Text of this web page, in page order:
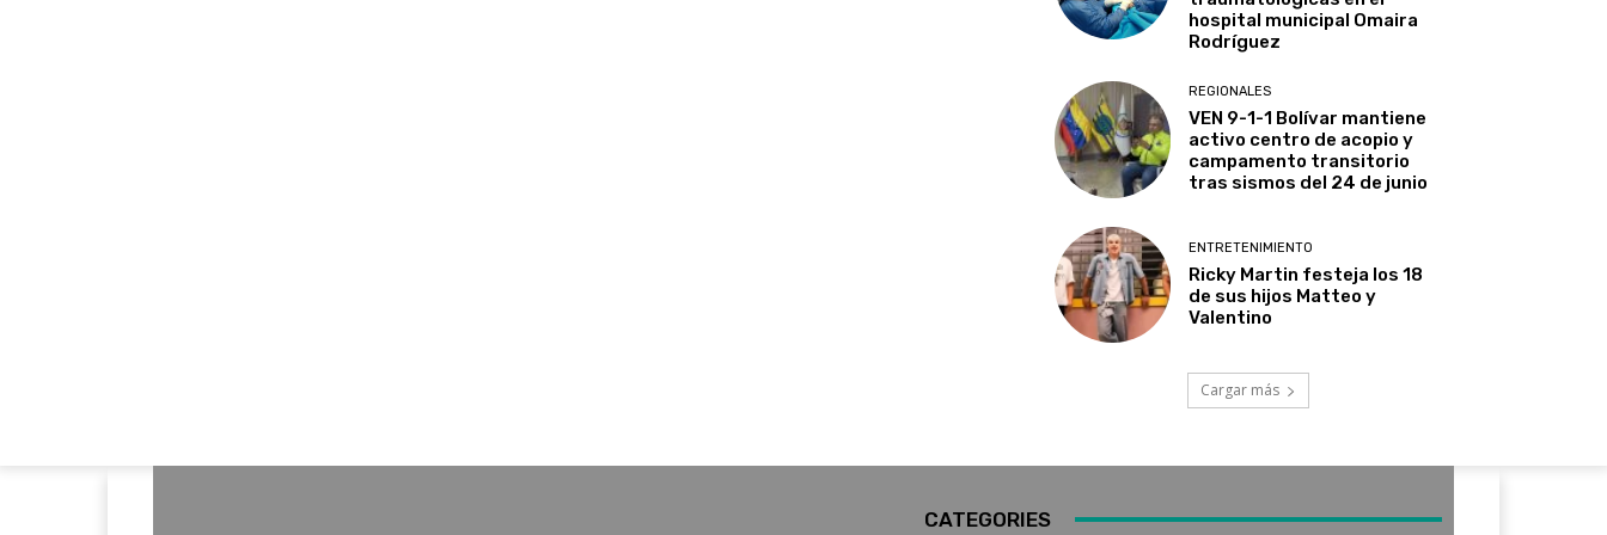
hospital municipal Omaira
Rodríguez
REGIONALES
VEN 9-1-1 Bolívar mantiene
activo centro de acopio y
campamento transitorio
tras sismos del 24 de junio
ENTRETENIMIENTO
Ricky Martin festeja los 18
de sus hijos Matteo y
Valentino
Cargar más
CATEGORIES